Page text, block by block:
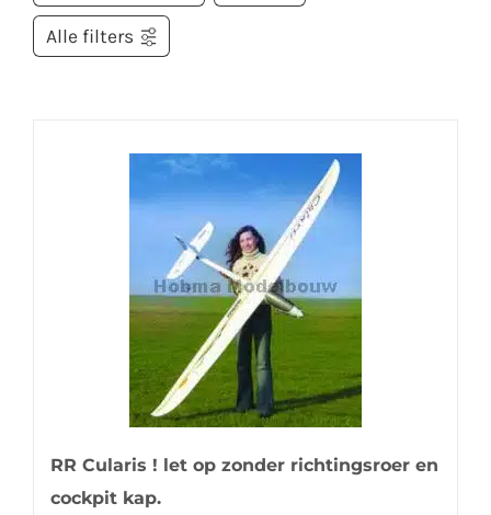
Alle filters
RR Cularis ! let op zonder richtingsroer en
cockpit kap.